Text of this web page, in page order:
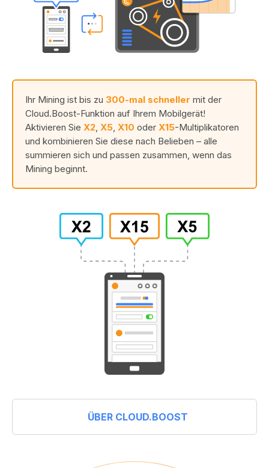
Ihr Mining ist bis zu 300-mal schneller mit der
Cloud.Boost-Funktion auf Ihrem Mobilgerät!
Aktivieren Sie X2 X5 X10 oder X15-Multiplikatoren
und kombinieren Sie diese nach Belieben – alle
summieren sich und passen zusammen, wenn das
Mining beginnt.
ÜBER CLOUD.BOOST